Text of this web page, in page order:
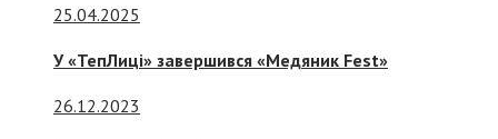
25.04.2025
У «ТепЛиці» завершився «Медяник Fest»
26.12.2023